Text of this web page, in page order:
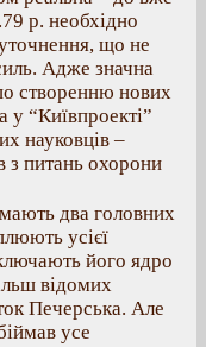
р. необхідно
що не
Адже значна
створенню нових
“Київпроекті”
науковців –
з питань охорони
два головних
усієї
його ядро
відомих
Печерська. Але
усе